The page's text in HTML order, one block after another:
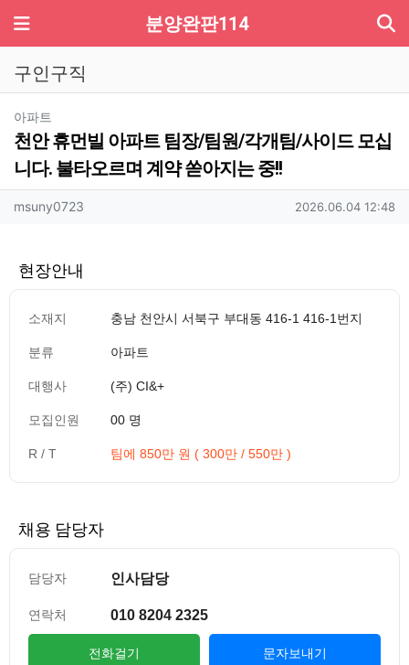
메뉴 분양완판114
구인구직
아파트
천안 휴먼빌 아파트 팀장/팀원/각개팀/사이드 모십
니다. 불타오르며 계약 쏟아지는 중!!
작성자 정보
msuny0723 작성일
2026.06.04 12:48
현장안내
소재지 충남 천안시 서북구 부대동 416-1 416-1번지
분류 아파트
대행사 (주) CI&+
모집인원 00 명
R / T 팀에 850만 원 ( 300만 / 550만 )
채용 담당자
담당자 인사담당
연락처 010 8204 2325
전화걸기 문자보내기